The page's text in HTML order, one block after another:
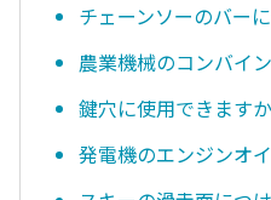
チェーンソーのバー
農業機械のコンバイ
鍵穴に使用できます
発電機のエンジンオ